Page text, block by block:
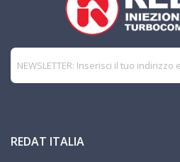
REDAT ITALIA